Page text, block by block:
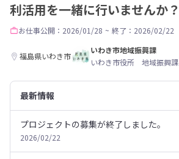
利活用を一緒に行いませんか？
お仕事公開：2026/01/28 ~ 終了：2026/02/22
福島県いわき市
いわき市地域振興課
いわき市役所 地域振興課
最新情報
プロジェクトの募集が終了しました。
2026/02/22